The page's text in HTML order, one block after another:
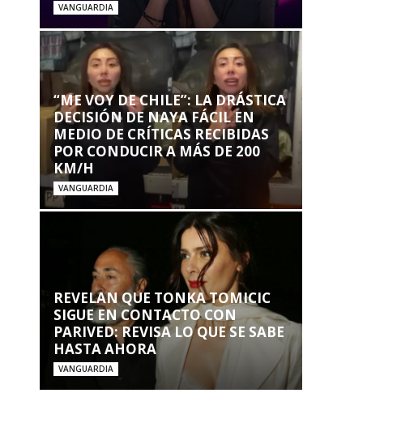
VANGUARDIA
“ME VOY DE CHILE”: LA DRÁSTICA
DECISIÓN DE NAYA FÁCIL EN
MEDIO DE CRÍTICAS RECIBIDAS
POR CONDUCIR A MÁS DE 200
KM/H
VANGUARDIA
REVELAN QUE TONKA TOMICIC
SIGUE EN CONTACTO CON
PARIVED: REVISA LO QUE SE SABE
HASTA AHORA
VANGUARDIA